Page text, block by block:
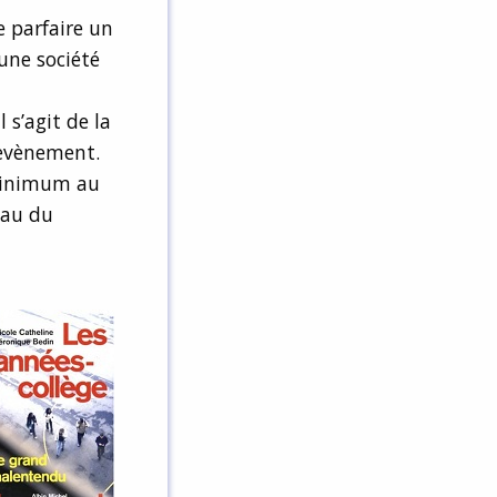
parfaire un
société
s’agit de la
au
du